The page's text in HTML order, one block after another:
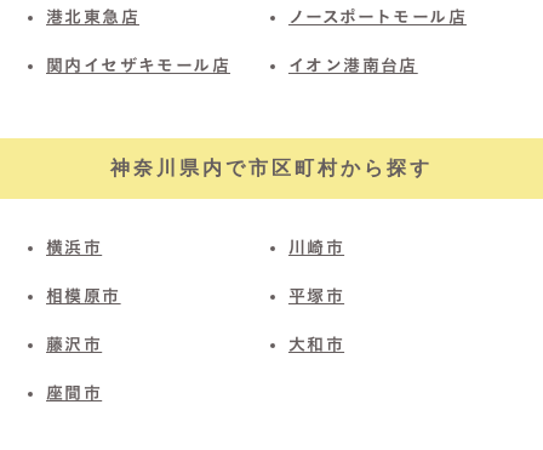
港北東急店 ノースポートモール店
関内イセザキモール店 イオン港南台店
神奈川県内で市区町村から探す
横浜市 川崎市
相模原市 平塚市
藤沢市 大和市
座間市